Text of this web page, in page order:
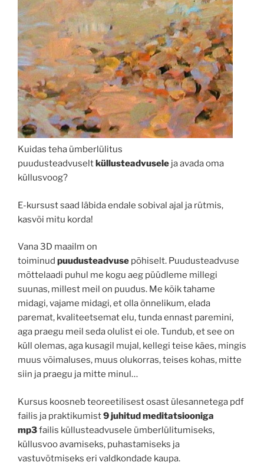
Kuidas teha ümberlülitus
puudusteadvuseltküllusteadvusele ja avada oma
küllusvoog?
E-kursust saad läbida endale sobival ajal ja rütmis,
kasvõi mitu korda!
Vana 3D maailm on
toiminud puudusteadvuse põhiselt. Puudusteadvuse
mõttelaadi puhul me kogu aeg püüdleme millegi
suunas, millest meil on puudus. Me kõik tahame
midagi, vajame midagi, et olla õnnelikum, elada
paremat, kvaliteetsemat elu, tunda ennast paremini,
aga praegu meil seda olulist ei ole. Tundub, et see on
küll olemas, aga kusagil mujal, kellegi teise käes, mingis
muus võimaluses, muus olukorras, teises kohas, mitte
siin ja praegu ja mitte minul…
Kursus koosneb teoreetilisest osast ülesannetega pdf
failis ja praktikumist9 juhitud meditatsiooniga
mp3failis küllusteadvusele ümberlülitumiseks,
küllusvoo avamiseks, puhastamiseks ja
vastuvõtmiseks eri valdkondade kaupa.